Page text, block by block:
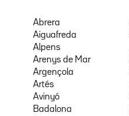
Abrera
Aiguafreda
Alpens
Arenys de Mar
Argençola
Artés
Avinyó
Badalona